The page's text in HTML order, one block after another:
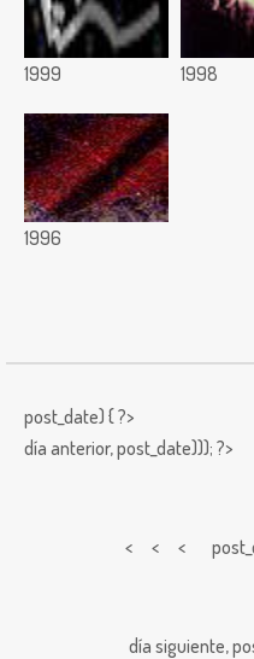
1999 1998
1996
post_date) { ?>
día anterior,post_date))); ?>
< < <
día siguiente,